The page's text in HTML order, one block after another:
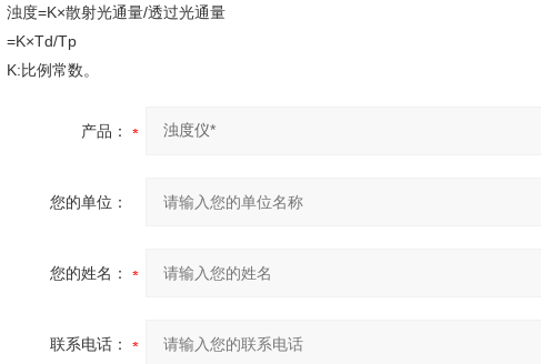
浊度=K×散射光通量/透过光通量
=K×Td/Tp
K:比例常数。
产品：
您的单位：
您的姓名：
联系电话：